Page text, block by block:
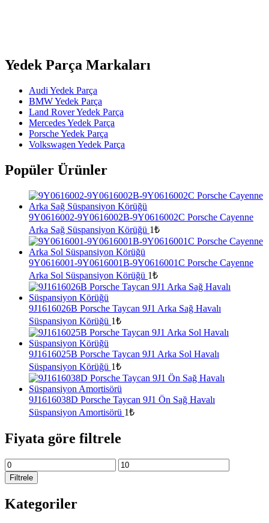
Yedek Parça Markaları
Audi Yedek Parça
BMW Yedek Parça
Land Rover Yedek Parça
Mercedes Yedek Parça
Porsche Yedek Parça
Volkswagen Yedek Parça
Popüler Ürünler
9Y0616002-9Y0616002B-9Y0616002C Porsche Cayenne
Arka Sağ Süspansiyon Körüğü 1₺
9Y0616001-9Y0616001B-9Y0616001C Porsche Cayenne
Arka Sol Süspansiyon Körüğü 1₺
9J1616026B Porsche Taycan 9J1 Arka Sağ Havalı
Süspansiyon Körüğü 1₺
9J1616025B Porsche Taycan 9J1 Arka Sol Havalı
Süspansiyon Körüğü 1₺
9J1616038D Porsche Taycan 9J1 Ön Sağ Havalı
Süspansiyon Amortisörü 1₺
Fiyata göre filtrele
En
düşük
fiyat
En
yüksek
Filtrele
Kategoriler